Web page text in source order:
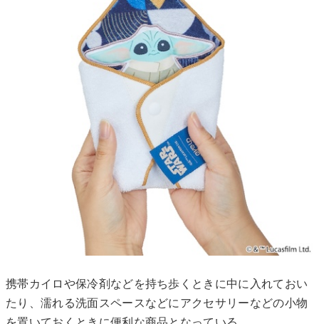
携帯カイロや保冷剤などを持ち歩くときに中に入れておい
たり、濡れる洗面スペースなどにアクセサリーなどの小物